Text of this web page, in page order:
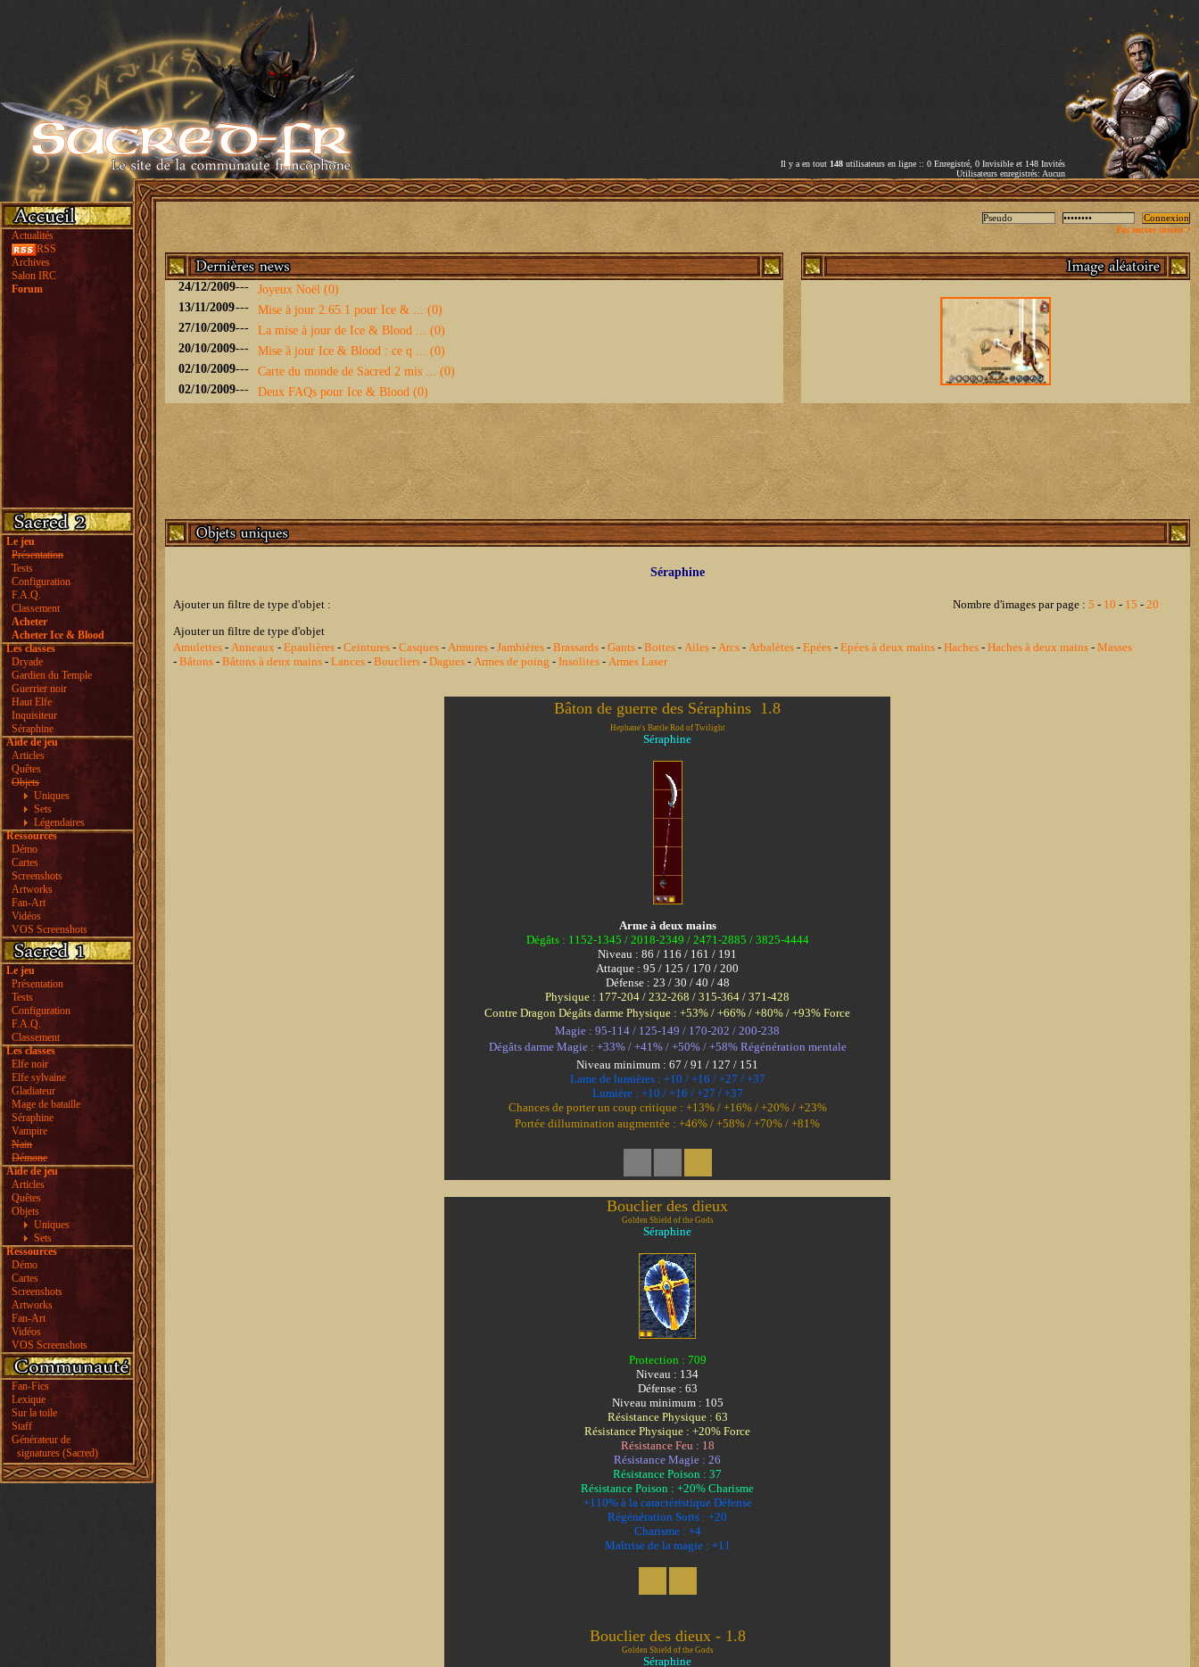
Il y a en tout 148 utilisateurs en ligne :: 0 Enregistré, 0 Invisible et 148 Invités
Utilisateurs enregistrés: Aucun
Actualités
RSS
Archives
Salon IRC
Forum
Le jeu
Présentation
Tests
Configuration
F.A.Q.
Classement
Acheter
Acheter Ice & Blood
Les classes
Dryade
Gardien du Temple
Guerrier noir
Haut Elfe
Inquisiteur
Séraphine
Aide de jeu
Articles
Quêtes
Objets
Uniques
Sets
Légendaires
Ressources
Démo
Cartes
Screenshots
Artworks
Fan-Art
Vidéos
VOS Screenshots
Le jeu
Présentation
Tests
Configuration
F.A.Q.
Classement
Les classes
Elfe noir
Elfe sylvaine
Gladiateur
Mage de bataille
Séraphine
Vampire
Nain
Démone
Aide de jeu
Articles
Quêtes
Objets
Uniques
Sets
Ressources
Démo
Cartes
Screenshots
Artworks
Fan-Art
Vidéos
VOS Screenshots
Fan-Fics
Lexique
Sur la toile
Staff
Générateur de
signatures (Sacred)
Pas encore inscrit ?
24/12/2009---
Joyeux Noël (0)
13/11/2009---
Mise à jour 2.65.1 pour Ice & ... (0)
27/10/2009---
La mise à jour de Ice & Blood ... (0)
20/10/2009---
Mise à jour Ice & Blood : ce q ... (0)
02/10/2009---
Carte du monde de Sacred 2 mis ... (0)
02/10/2009--- Deux FAQs pour Ice & Blood (0)
Séraphine
Ajouter un filtre de type d'objet : Nombre d'images par page : 5 - 10 - 15 - 20
Ajouter un filtre de type d'objet
Amulettes - Anneaux - Epaulières - Ceintures - Casques - Armures - Jambières - Brassards - Gants - Bottes - Ailes - Arcs - Arbalètes - Epées - Epées à deux mains - Haches - Haches à deux mains - Masses
- Bâtons - Bâtons à deux mains - Lances - Boucliers - Dagues - Armes de poing - Insolites - Armes Laser
Bâton de guerre des Séraphins  1.8
Hephane's Battle Rod of Twilight
Séraphine
Arme à deux mains
Dégâts : 1152-1345 / 2018-2349 / 2471-2885 / 3825-4444
Niveau : 86 / 116 / 161 / 191
Attaque : 95 / 125 / 170 / 200
Défense : 23 / 30 / 40 / 48
Physique : 177-204 / 232-268 / 315-364 / 371-428
Contre Dragon Dégâts darme Physique : +53% / +66% / +80% / +93% Force
Magie : 95-114 / 125-149 / 170-202 / 200-238
Dégâts darme Magie : +33% / +41% / +50% / +58% Régénération mentale
Niveau minimum : 67 / 91 / 127 / 151
Lame de lumières : +10 / +16 / +27 / +37
Lumière : +10 / +16 / +27 / +37
Chances de porter un coup critique : +13% / +16% / +20% / +23%
Portée dillumination augmentée : +46% / +58% / +70% / +81%
Bouclier des dieux
Golden Shield of the Gods
Séraphine
Protection : 709
Niveau : 134
Défense : 63
Niveau minimum : 105
Résistance Physique : 63
Résistance Physique : +20% Force
Résistance Feu : 18
Résistance Magie : 26
Résistance Poison : 37
Résistance Poison : +20% Charisme
+110% à la caractéristique Défense
Régénération Sorts : +20
Charisme : +4
Maîtrise de la magie : +11
Bouclier des dieux - 1.8
Golden Shield of the Gods
Séraphine